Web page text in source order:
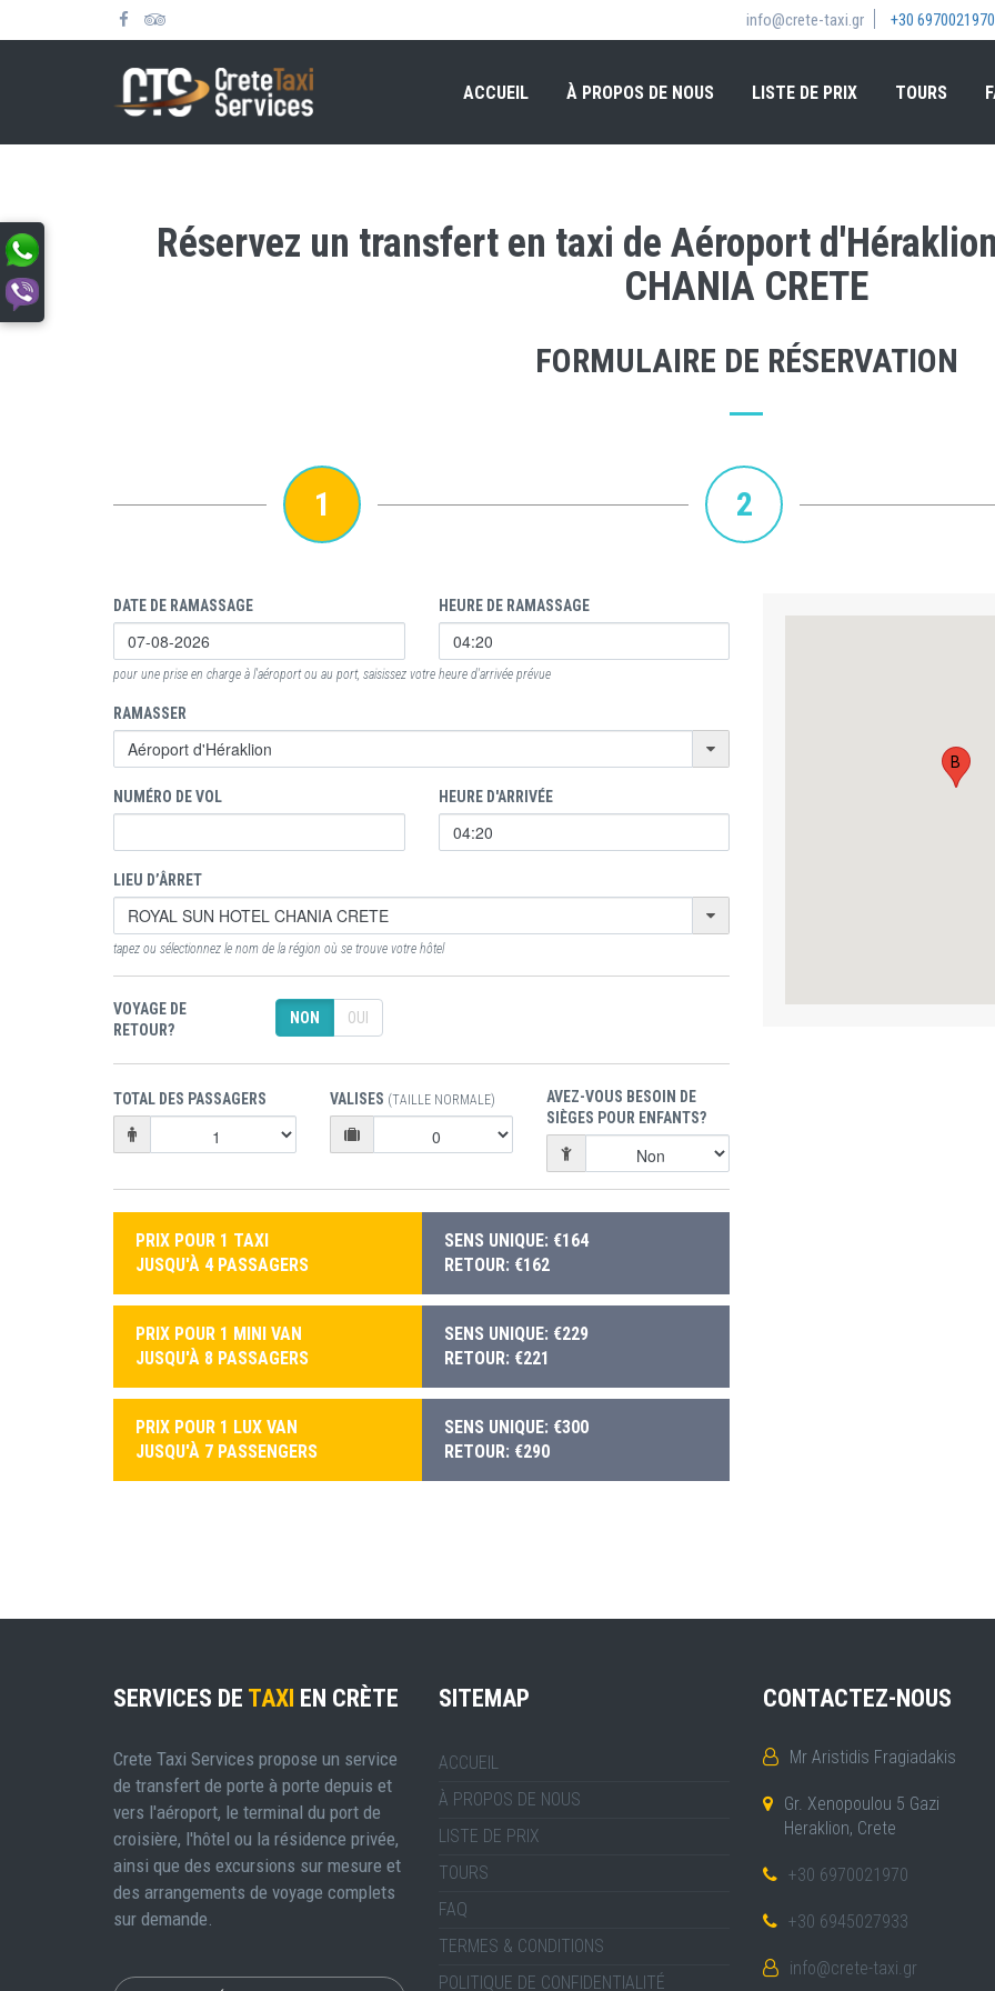
info@crete-taxi.gr +30 6970021970
ACCUEIL À PROPOS DE NOUS LISTE DE PRIX TOURS
Réservez un transfert en taxi de Aéroport d'Héraklion
CHANIA CRETE
FORMULAIRE DE RÉSERVATION
1 2
DATE DE RAMASSAGE HEURE DE RAMASSAGE
pour une prise en charge à l'aéroport ou au port, saisissez votre heure d'arrivée prévue
RAMASSER
NUMÉRO DE VOL HEURE D'ARRIVÉE
LIEU D’ÂRRET
tapez ou sélectionnez le nom de la région où se trouve votre hôtel
VOYAGE DE
RETOUR?
NON OUI
TOTAL DES PASSAGERS VALISES (TAILLE NORMALE)
AVEZ-VOUS BESOIN DE
SIÈGES POUR ENFANTS?
PRIX POUR 1 TAXI
JUSQU'À 4 PASSAGERS
SENS UNIQUE: €164
RETOUR: €162
PRIX POUR 1 MINI VAN
JUSQU'À 8 PASSAGERS
SENS UNIQUE: €229
RETOUR: €221
PRIX POUR 1 LUX VAN
JUSQU'À 7 PASSENGERS
SENS UNIQUE: €300
RETOUR: €290
B
SERVICES DE TAXI EN CRÈTE
Crete Taxi Services propose un service
de transfert de porte à porte depuis et
vers l'aéroport, le terminal du port de
croisière, l'hôtel ou la résidence privée,
ainsi que des excursions sur mesure et
des arrangements de voyage complets
sur demande.
SITEMAP
ACCUEIL
À PROPOS DE NOUS
LISTE DE PRIX
TOURS
FAQ
TERMES & CONDITIONS
POLITIQUE DE CONFIDENTIALITÉ
CONTACTEZ-NOUS
Mr Aristidis Fragiadakis
Gr. Xenopoulou 5 Gazi
Heraklion, Crete
+30 6970021970
+30 6945027933
info@crete-taxi.gr